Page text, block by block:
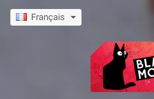
Français